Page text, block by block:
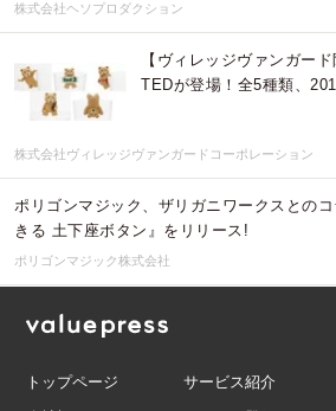
株式会社ヘソプロダクション
【ヴィレッジヴァンガー
TEDが登場！全5種類、
株式会社ヴィレッジヴァンガードコーポレーション
ポリゴンマジック、ザリガニワークスとの
きる 土下座ボタン』をリリース!
ポリゴンマジック株式会社
トップページ サービス紹介